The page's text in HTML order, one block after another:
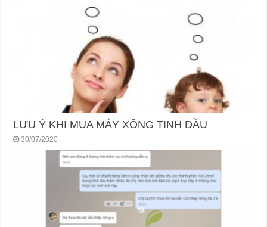
LƯU Ý KHI MUA MÁY XÔNG TINH DẦU
30/07/2020